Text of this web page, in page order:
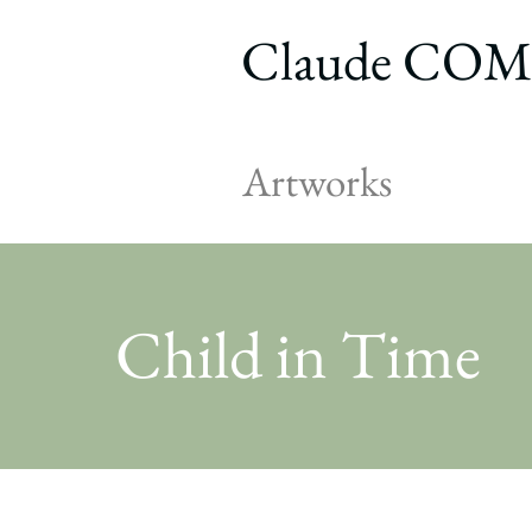
Claude
Artworks
Child in Time